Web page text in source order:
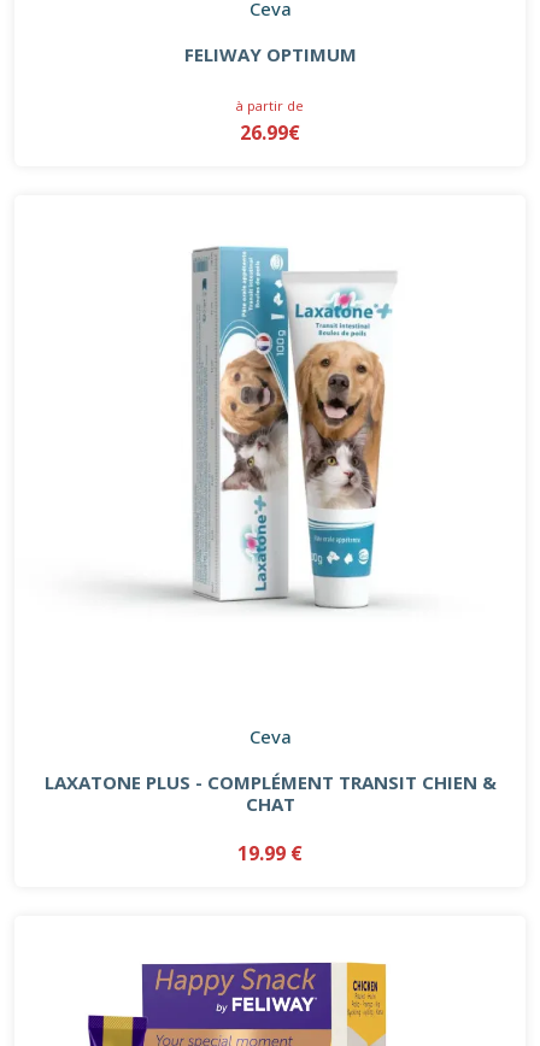
Ceva
FELIWAY OPTIMUM
à partir de
26.99€
Ceva
LAXATONE PLUS - COMPLÉMENT TRANSIT CHIEN &
CHAT
19.99 €